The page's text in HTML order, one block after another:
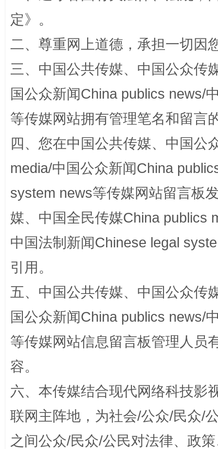
扯下公款旅游的“隐身衣” 如何以
定》。
二、尊重网上道德，承担一切因
三、中国公共传媒、中国公众传
国公众新闻China publics news/
等传媒网站拥有管理笔名和留言
四、您在中国公共传媒、中国公
media/中国公众新闻China
system news等传媒网站留言板
媒、中国全民传媒China publics
中国法制新闻Chinese legal
引用。
五、中国公共传媒、中国公众传
国公众新闻China publics news/
等传媒网站信息留言板管理人员
容。
六、本传媒结合现代网络科技影
联网主阵地，为社会/公众/民众/
之间公众/民众/公民对法律、政